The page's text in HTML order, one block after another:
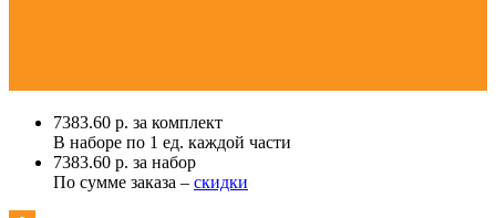
7383.60 р. за комплект
В наборе по 1 ед. каждой части
7383.60 р. за набор
По сумме заказа – скидки